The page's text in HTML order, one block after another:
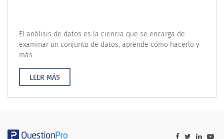
El análisis de datos es la ciencia que se encarga de
examinar un conjunto de datos, aprende cómo hacerlo y
más.
LEER MÁS